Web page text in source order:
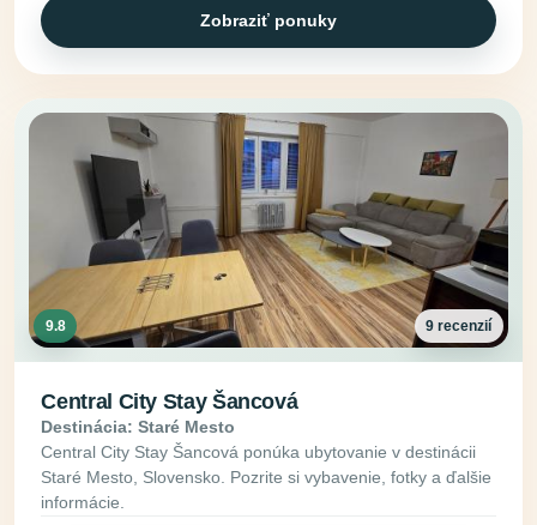
Zobraziť ponuky
9.8 9 recenzií
Central City Stay Šancová
Destinácia: Staré Mesto
Central City Stay Šancová ponúka ubytovanie v destinácii
Staré Mesto, Slovensko. Pozrite si vybavenie, fotky a ďalšie
informácie.